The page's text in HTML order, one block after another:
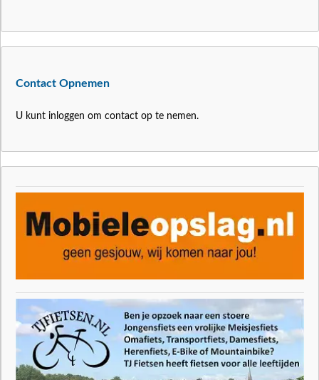
Contact Opnemen
U kunt inloggen om contact op te nemen.